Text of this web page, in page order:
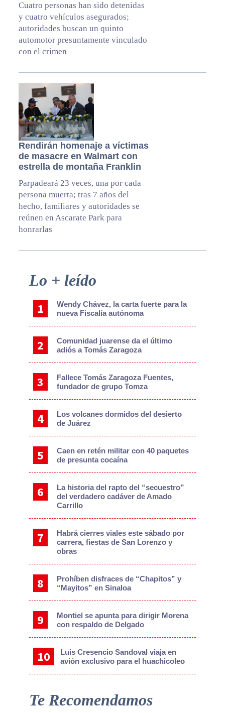
Cuatro personas han sido detenidas
y cuatro vehículos asegurados;
autoridades buscan un quinto
automotor presuntamente vinculado
con el crimen
Rendirán homenaje a víctimas
de masacre en Walmart con
estrella de montaña Franklin
Parpadeará 23 veces, una por cada
persona muerta; tras 7 años del
hecho, familiares y autoridades se
reúnen en Ascarate Park para
honrarlas
Primary
Lo + leído
Wendy Chávez, la carta fuerte para la
nueva Fiscalía autónoma
Comunidad juarense da el último
adiós a Tomás Zaragoza
Fallece Tomás Zaragoza Fuentes,
fundador de grupo Tomza
Los volcanes dormidos del desierto
de Juárez
Caen en retén militar con 40 paquetes
de presunta cocaína
La historia del rapto del “secuestro”
del verdadero cadáver de Amado
Carrillo
Habrá cierres viales este sábado por
carrera, fiestas de San Lorenzo y
obras
Prohíben disfraces de “Chapitos” y
“Mayitos” en Sinaloa
Montiel se apunta para dirigir Morena
con respaldo de Delgado
Luis Cresencio Sandoval viaja en
avión exclusivo para el huachicoleo
Te Recomendamos